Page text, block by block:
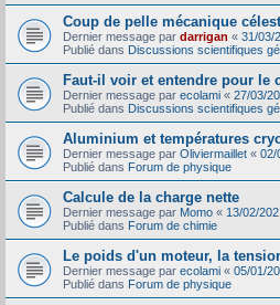
Coup de pelle mécanique
Dernier message par darrigan « 31/03/
Publié dans Discussions scientifiques
Faut-il voir et entendre pour le
Dernier message par ecolami « 27/03/
Publié dans Discussions scientifiques
Aluminium et températures
Dernier message par Oliviermaillet « 02/
Publié dans Forum de physique
Calcule de la charge nette
Dernier message par Momo « 13/02/
Publié dans Forum de chimie
Le poids d'un moteur, la
Dernier message par ecolami « 05/01/
Publié dans Forum de physique